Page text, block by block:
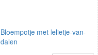
Bloempotje met lelietje-van-
dalen